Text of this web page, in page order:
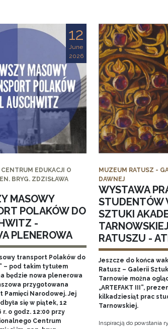
12
June
2026
EDUKACJI O
BRYG. ZDZISŁAWA
MASOWY
POLAKÓW DO
-
PLENEROWA
transport Polaków do
– pod takim tytułem
będzie nowa plenerowa
przygotowana
Pamięci Narodowej. Jej
się w piątek, 12
r. o godz. 12:00 przy
Centrum
MUZEUM RATUSZ -
DAWNEJ
WYSTAWA
STUDENTÓW
SZTUKI
RATUSZU -
Jeszcze do końca
Ratusz – Galerii
Tarnowie można
„ARTEFAKT III”,
kilkadziesiąt prac
Tarnowskiej.
Inspiracją do powstania